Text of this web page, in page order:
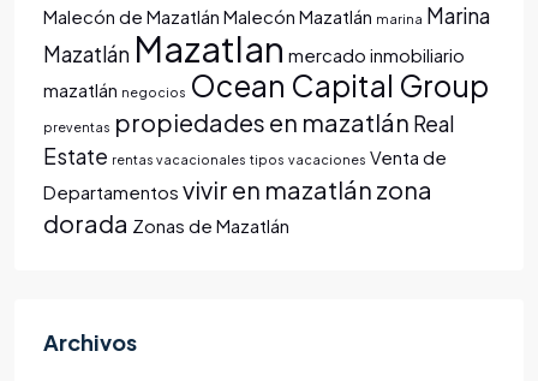
Malecón de Mazatlán Malecón Mazatlán marina Marina
Mazatlán Mazatlan mercado inmobiliario
mazatlán negocios Ocean Capital Group
preventas propiedades en mazatlán Real
Estate rentas vacacionales tipos vacaciones Venta de
Departamentos vivir en mazatlán zona
dorada Zonas de Mazatlán
Archivos